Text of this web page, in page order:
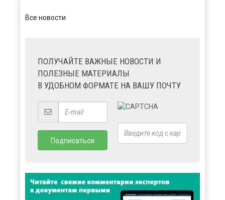
Все новости
ПОЛУЧАЙТЕ ВАЖНЫЕ НОВОСТИ И
ПОЛЕЗНЫЕ МАТЕРИАЛЫ
В УДОБНОМ ФОРМАТЕ НА ВАШУ ПОЧТУ